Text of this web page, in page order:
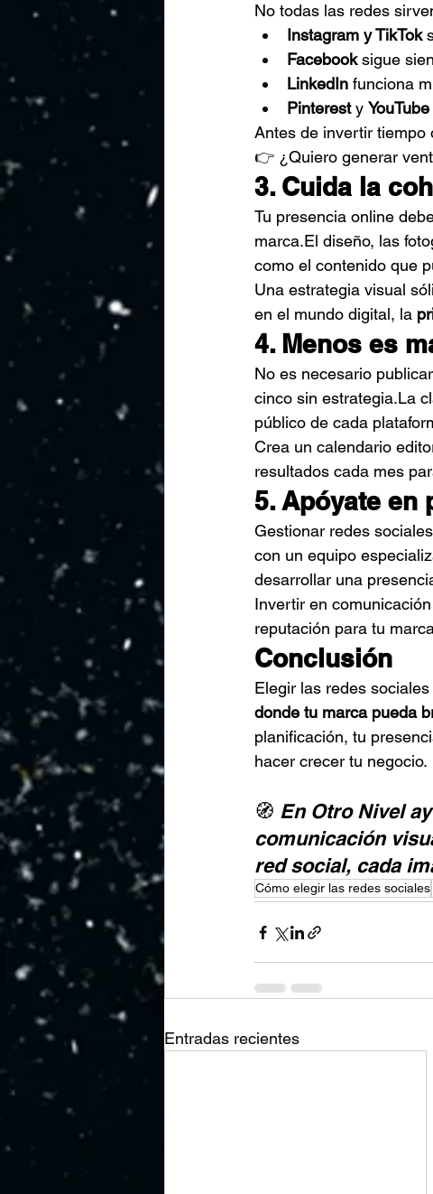
No todas las redes
Instagram y TikTok
Facebook sigue
LinkedIn funciona
Pinterest y YouTube
Antes de invertir tiempo
👉 ¿Quiero generar
3. Cuida la
Tu presencia online
marca.El diseño, las
como el contenido que
Una estrategia visual
en el mundo digital, la
4. Menos es
No es necesario
cinco sin estrategia.La
público de cada
Crea un calendario
resultados cada mes
5. Apóyate en
Gestionar redes
con un equipo
desarrollar una
Invertir en
reputación para tu
Conclusión
Elegir las redes
donde tu marca pueda
planificación, tu
hacer crecer tu negocio.
🧭 En Otro Nivel
comunicación
red social, cada
Cómo elegir las redes sociales
Entradas recientes